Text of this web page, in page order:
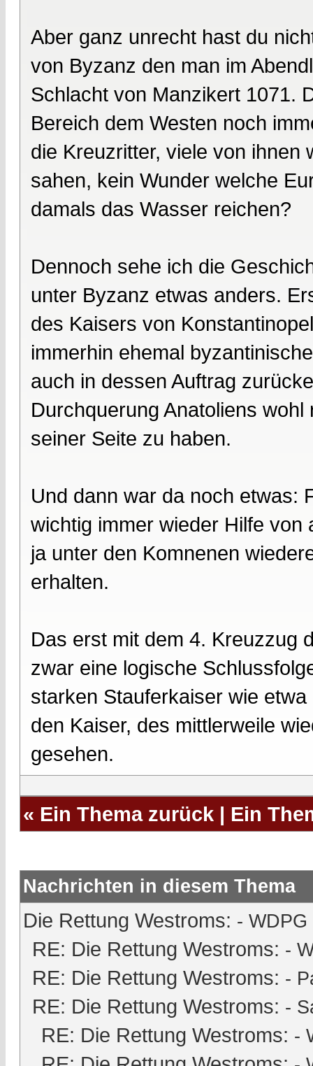
Aber ganz unrecht hast du
von Byzanz den man im
Schlacht von Manzikert 1071.
Bereich dem Westen noch
die Kreuzritter, viele von ihnen
sahen, kein Wunder welche
damals das Wasser reichen?
Dennoch sehe ich die
unter Byzanz etwas anders.
des Kaisers von
immerhin ehemal
auch in dessen Auftrag
Durchquerung Anatoliens
seiner Seite zu haben.
Und dann war da noch etwas:
wichtig immer wieder Hilfe
ja unter den Komnenen
erhalten.
Das erst mit dem 4. Kreuzzug
zwar eine logische
starken Stauferkaiser wie
den Kaiser, des mittlerweile
gesehen.
« Ein Thema zurück | Ein
Nachrichten in diesem Thema
Die Rettung Westroms: -
RE: Die Rettung Westroms: -
RE: Die Rettung Westroms: -
RE: Die Rettung Westroms: -
RE: Die Rettung Westroms: -